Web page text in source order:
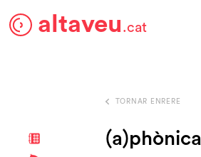
altaveu.cat
TORNAR ENRERE
(a)phònica